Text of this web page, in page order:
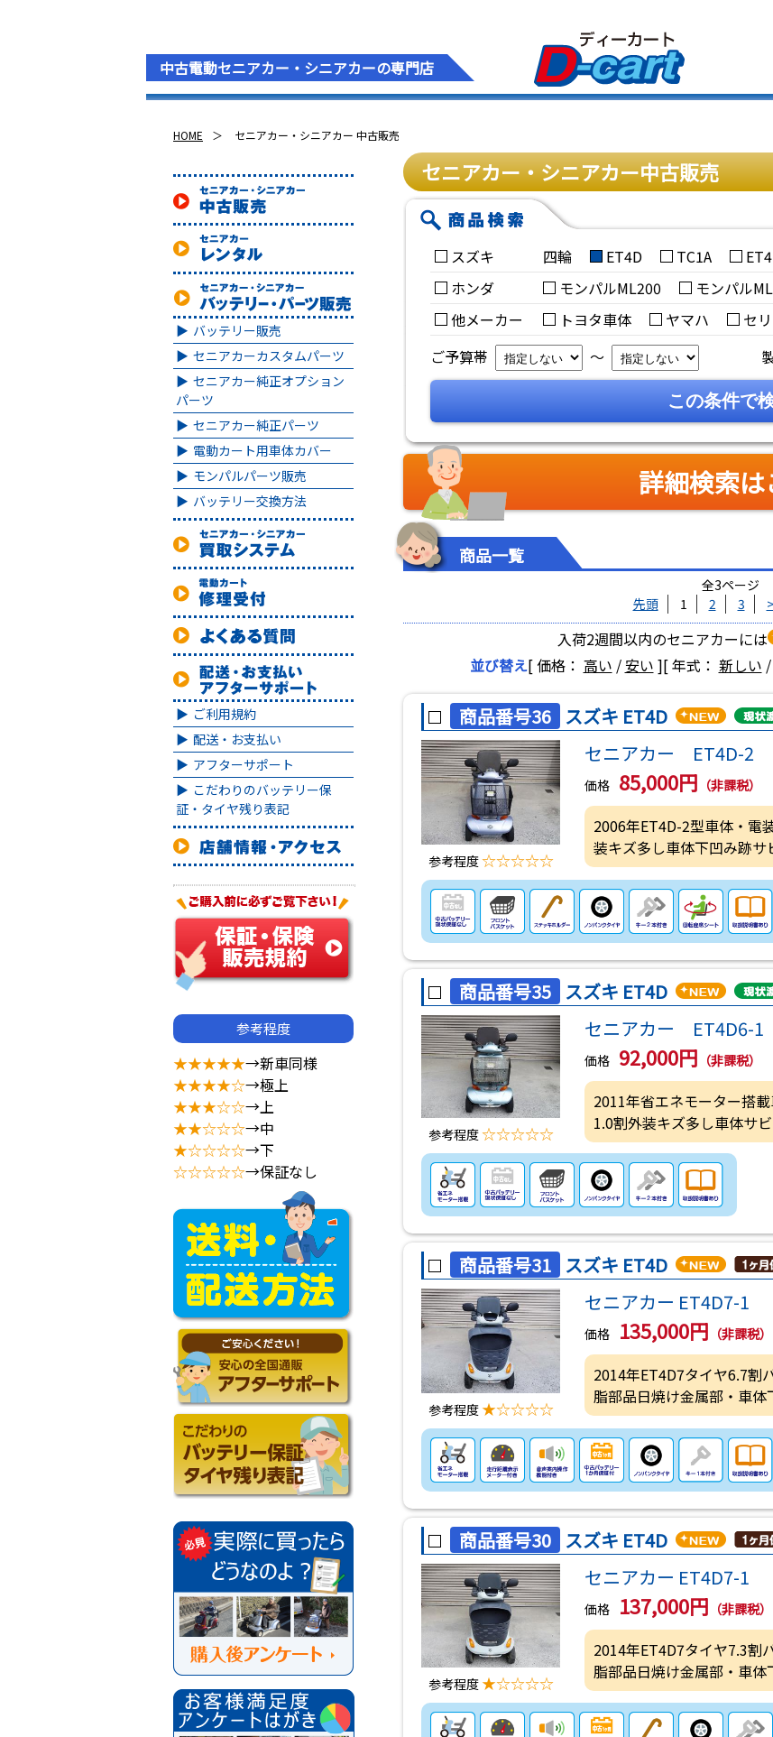
中古電動セニアカー・シニアカーの専門店
HOME セニアカー・シニアカー 中古販売
セニアカー・シニアカー中古販売
スズキ 四輪 ET4D TC1A
ホンダ
モンパルML200
モンパル
他メーカー
トヨタ車体 ヤマハ セ
ご予算帯
～
詳細検索は
商品一覧
全3ページ
先頭
1 2 3
入荷2週間以内のセニアカーには
並び替え[ 価格： 高い /安い ][ 年式： 新しい /
商品番号36 スズキ ET4D
参考程度☆☆☆☆☆
セニアカー ET4D-2
価格 85,000円 （非課税）
2006年ET4D-2型車体・電
装キズ多し車体下凹み跡サ
商品番号35 スズキ ET4D
参考程度☆☆☆☆☆
セニアカー ET4D6-1
価格 92,000円 （非課税）
2011年省エネモーター搭
1.0割外装キズ多し車体サ
商品番号31 スズキ ET4D
参考程度 ★☆☆☆☆
セニアカー ET4D7-1
価格 135,000円 （非課税）
2014年ET4D7タイヤ6.7割
脂部品日焼け金属部・車
商品番号30 スズキ ET4D
参考程度 ★☆☆☆☆
セニアカー ET4D7-1
価格 137,000円 （非課税）
2014年ET4D7タイヤ7.3割
脂部品日焼け金属部・車
バッテリー販売
セニアカーカスタムパーツ
セニアカー純正オプション
パーツ
セニアカー純正パーツ
電動カート用車体カバー
モンパルパーツ販売
バッテリー交換方法
ご利用規約
配送・お支払い
アフターサポート
こだわりのバッテリー保
証・タイヤ残り表記
参考程度
★★★★★→新車同様
★★★★☆→極上
★★★☆☆→上
★★☆☆☆→中
★☆☆☆☆→下
☆☆☆☆☆→保証なし